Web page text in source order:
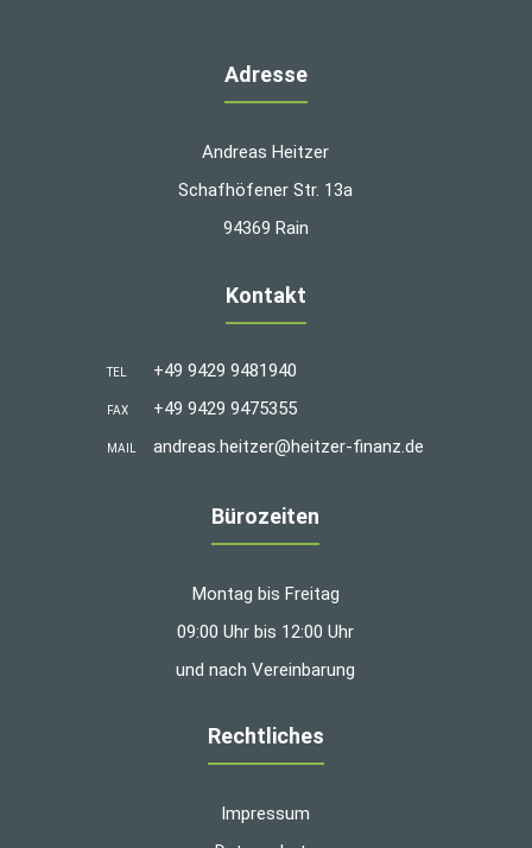
Adresse
Andreas Heitzer
Schafhöfener Str. 13a
94369 Rain
Kontakt
TEL +49 9429 9481940
FAX +49 9429 9475355
MAIL andreas.heitzer@heitzer-finanz.de
Bürozeiten
Montag bis Freitag
09:00 Uhr bis 12:00 Uhr
und nach Vereinbarung
Rechtliches
Impressum